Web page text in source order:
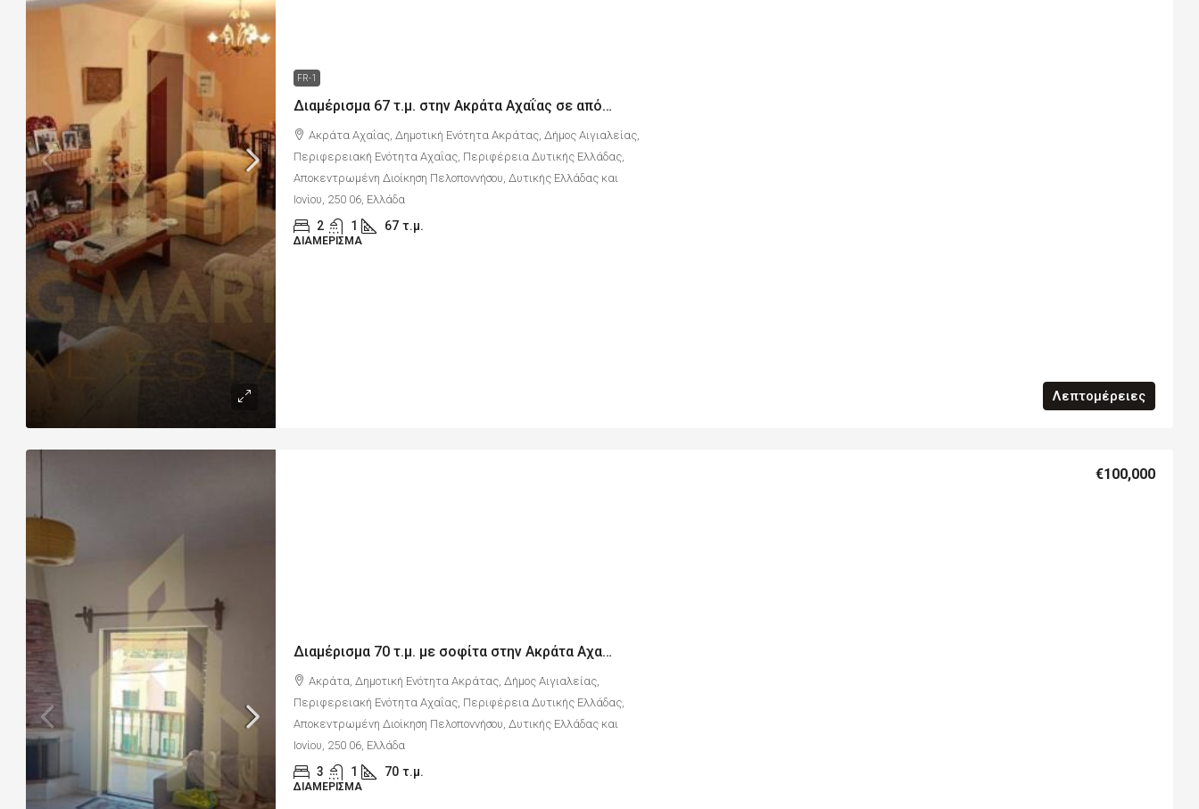
FR-1
Διαμέρισμα 67 τ.μ. στην Ακράτα Αχαΐας σε απόσταση 50 μέτρων απο την θάλασσα
Ακράτα Αχαΐας, Δημοτική Ενότητα Ακράτας, Δήμος Αιγιαλείας,
Περιφερειακή Ενότητα Αχαΐας, Περιφέρεια Δυτικής Ελλάδας,
Αποκεντρωμένη Διοίκηση Πελοποννήσου, Δυτικής Ελλάδας και
Ιονίου, 250 06, Ελλάδα
2 1 67 τ.μ.
ΔΙΑΜΈΡΙΣΜΑ
Λεπτομέρειες
Διαμέρισμα 70 τ.μ. με σοφίτα στην Ακράτα Αχαΐας με θέα θάλασσα
€100,000
Ακράτα, Δημοτική Ενότητα Ακράτας, Δήμος Αιγιαλείας,
Περιφερειακή Ενότητα Αχαΐας, Περιφέρεια Δυτικής Ελλάδας,
Αποκεντρωμένη Διοίκηση Πελοποννήσου, Δυτικής Ελλάδας και
Ιονίου, 250 06, Ελλάδα
3 1 70 τ.μ.
ΔΙΑΜΈΡΙΣΜΑ